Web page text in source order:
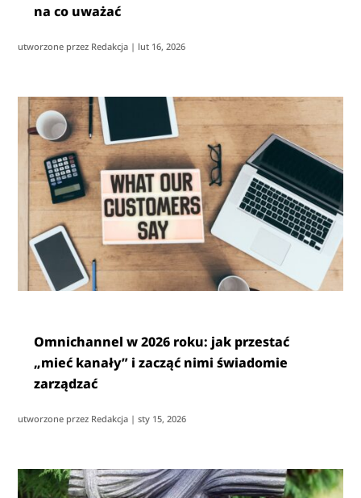
na co uważać
utworzone przez Redakcja | lut 16, 2026
Omnichannel w 2026 roku: jak przestać
„mieć kanały” i zacząć nimi świadomie
zarządzać
utworzone przez Redakcja |sty 15, 2026